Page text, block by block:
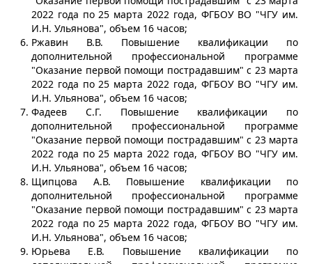
2022 года по 25 марта 2022 года, ФГБОУ ВО "ЧГУ им.
И.Н. Ульянова", объем 16 часов;
Ржавин В.В. Повышение квалификации по
дополнительной профессиональной программе
"Оказание первой помощи пострадавшим" с 23 марта
2022 года по 25 марта 2022 года, ФГБОУ ВО "ЧГУ им.
И.Н. Ульянова", объем 16 часов;
Фадеев С.Г. Повышение квалификации по
дополнительной профессиональной программе
"Оказание первой помощи пострадавшим" с 23 марта
2022 года по 25 марта 2022 года, ФГБОУ ВО "ЧГУ им.
И.Н. Ульянова", объем 16 часов;
Щипцова А.В. Повышение квалификации по
дополнительной профессиональной программе
"Оказание первой помощи пострадавшим" с 23 марта
2022 года по 25 марта 2022 года, ФГБОУ ВО "ЧГУ им.
И.Н. Ульянова", объем 16 часов;
Юрьева Е.В. Повышение квалификации по